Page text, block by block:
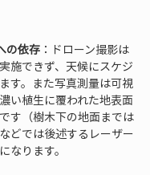
の依存 ：ドローン撮影は
施できず、天候にスケジ
す。また写真測量は可視
い植生に覆われた地表面
す（樹木下の地面までは
どでは後述するレーザー